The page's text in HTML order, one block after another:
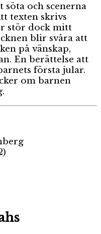
och scenerna
texten skrivs
stör dock mitt
blir svåra att
på vänskap,
En berättelse att
första jular.
om barnen